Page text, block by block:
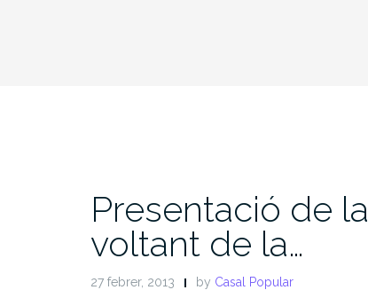
Presentació de
voltant de la…
27 febrer, 2013 by Casal Popular